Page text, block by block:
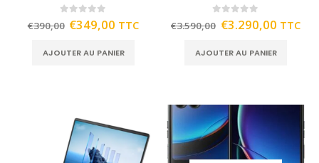
out of 5
€390,00 €349,00 TTC
AJOUTER AU PANIER
out of 5
€3.590,00 €3.290,00 TTC
AJOUTER AU PANIER